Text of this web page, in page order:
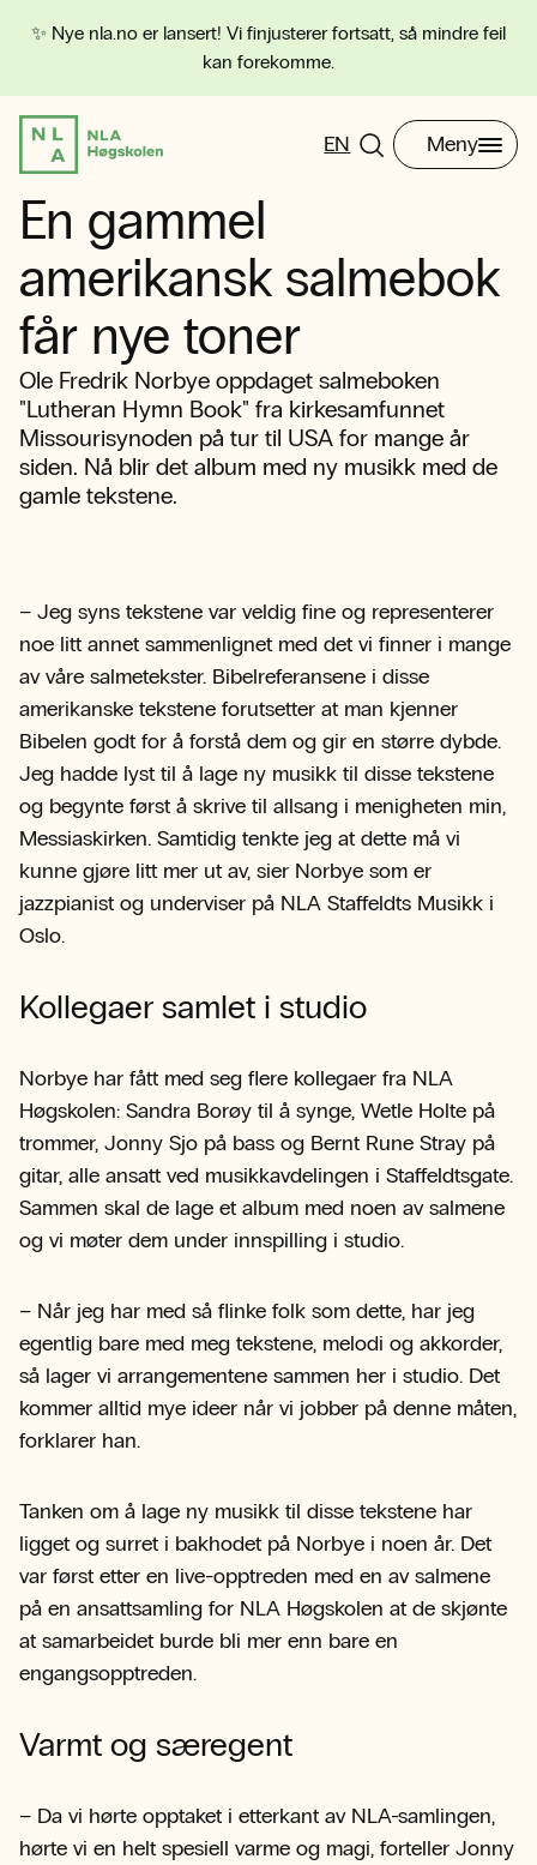
✨ Nye nla.no er lansert! Vi finjusterer fortsatt, så mindre feil
kan forekomme.
EN Meny
En gammel
amerikansk salmebok
får nye toner
Ole Fredrik Norbye oppdaget salmeboken
"Lutheran Hymn Book" fra kirkesamfunnet
Missourisynoden på tur til USA for mange år
siden. Nå blir det album med ny musikk med de
gamle tekstene.
– Jeg syns tekstene var veldig fine og representerer
noe litt annet sammenlignet med det vi finner i mange
av våre salmetekster. Bibelreferansene i disse
amerikanske tekstene forutsetter at man kjenner
Bibelen godt for å forstå dem og gir en større dybde.
Jeg hadde lyst til å lage ny musikk til disse tekstene
og begynte først å skrive til allsang i menigheten min,
Messiaskirken. Samtidig tenkte jeg at dette må vi
kunne gjøre litt mer ut av, sier Norbye som er
jazzpianist og underviser på NLA Staffeldts Musikk i
Oslo.
Kollegaer samlet i studio
Norbye har fått med seg flere kollegaer fra NLA
Høgskolen: Sandra Borøy til å synge, Wetle Holte på
trommer, Jonny Sjo på bass og Bernt Rune Stray på
gitar, alle ansatt ved musikkavdelingen i Staffeldtsgate.
Sammen skal de lage et album med noen av salmene
og vi møter dem under innspilling i studio.
– Når jeg har med så flinke folk som dette, har jeg
egentlig bare med meg tekstene, melodi og akkorder,
så lager vi arrangementene sammen her i studio. Det
kommer alltid mye ideer når vi jobber på denne måten,
forklarer han.
Tanken om å lage ny musikk til disse tekstene har
ligget og surret i bakhodet på Norbye i noen år. Det
var først etter en live-opptreden med en av salmene
på en ansattsamling for NLA Høgskolen at de skjønte
at samarbeidet burde bli mer enn bare en
engangsopptreden.
Varmt og særegent
– Da vi hørte opptaket i etterkant av NLA-samlingen,
hørte vi en helt spesiell varme og magi, forteller Jonny